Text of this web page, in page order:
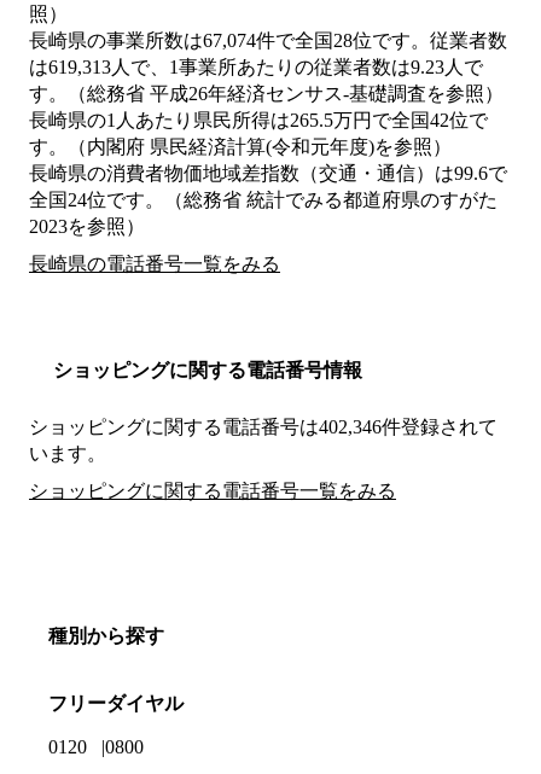
照）
長崎県の事業所数は67,074件で全国28位です。従業者数
は619,313人で、1事業所あたりの従業者数は9.23人で
す。（総務省 平成26年経済センサス‐基礎調査を参照）
長崎県の1人あたり県民所得は265.5万円で全国42位で
す。（内閣府 県民経済計算(令和元年度)を参照）
長崎県の消費者物価地域差指数（交通・通信）は99.6で
全国24位です。（総務省 統計でみる都道府県のすがた
2023を参照）
長崎県の電話番号一覧をみる
ショッピングに関する電話番号情報
ショッピングに関する電話番号は402,346件登録されて
います。
ショッピングに関する電話番号一覧をみる
種別から探す
フリーダイヤル
0120 0800